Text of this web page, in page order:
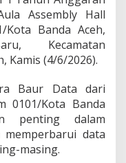
Assembly Hall
Kota Banda Aceh,
Kecamatan
Kamis (4/6/2026).
Baur Data dari
0101/Kota Banda
penting dalam
data
masing.